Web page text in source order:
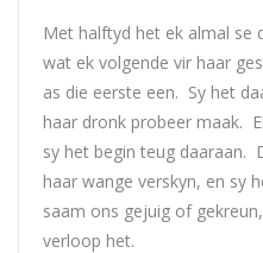
Met halftyd het ek almal se
wat ek volgende vir haar
as die eerste een. Sy het
haar dronk probeer maak.
sy het begin teug daaraan.
haar wange verskyn, en sy
saam ons gejuig of
verloop het.